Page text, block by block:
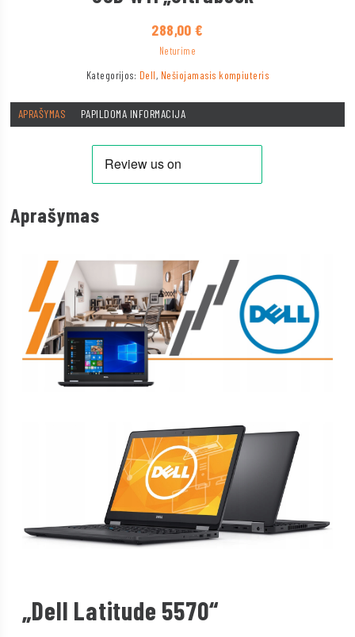
288,00€
Neturime
Kategorijos: Dell, Nešiojamasis kompiuteris
APRAŠYMAS PAPILDOMA INFORMACIJA
Aprašymas
„Dell Latitude 5570“